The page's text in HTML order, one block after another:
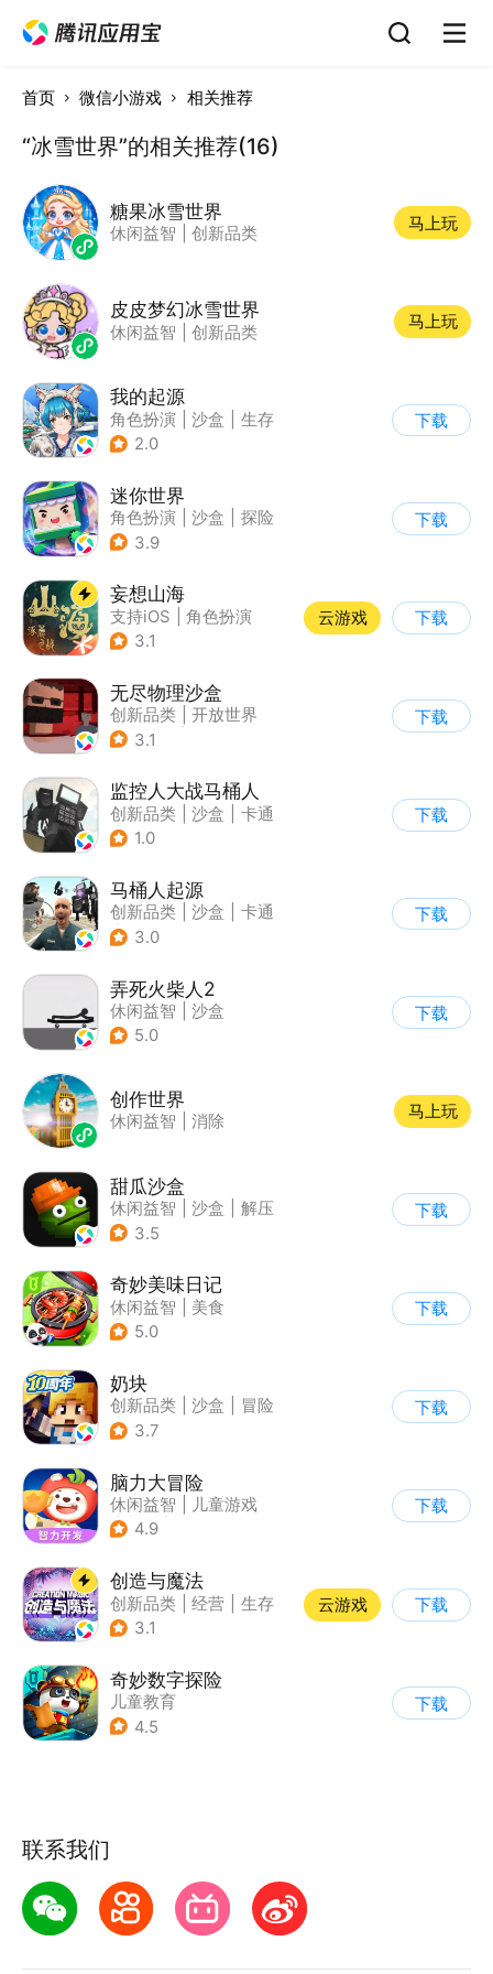
首页 微信小游戏 相关推荐
“冰雪世界”的相关推荐(16)
糖果冰雪世界
休闲益智 创新品类
马上玩
皮皮梦幻冰雪世界
休闲益智 创新品类
马上玩
我的起源
角色扮演 沙盒
生存
| 开放世界
2.0
下载
迷你世界
角色扮演 沙盒
探险
| 我的世界
3.9
下载
妄想山海
支持iOS
角色扮演
| 店铺经营
3.1
云游戏 下载
无尽物理沙盒
创新品类
开放世界
| 像素风
3.1
下载
监控人大战马桶人
创新品类 沙盒
卡通
| 建造
1.0
下载
马桶人起源
创新品类 沙盒
卡通
| 建造
3.0
下载
弄死火柴人2
休闲益智
沙盒
5.0
下载
创作世界
休闲益智 消除
马上玩
甜瓜沙盒
休闲益智 沙盒
解压
| 像素风
3.5
下载
奇妙美味日记
休闲益智
美食
| 宝宝巴士
5.0
下载
奶块
创新品类 沙盒
冒险
| 开放世界
3.7
下载
脑力大冒险
休闲益智
儿童游戏
| 卡通
4.9
下载
创造与魔法
创新品类 经营
生存
| 开放世界
3.1
云游戏 下载
奇妙数字探险
儿童教育
| 儿童益智游戏
4.5
下载
联系我们